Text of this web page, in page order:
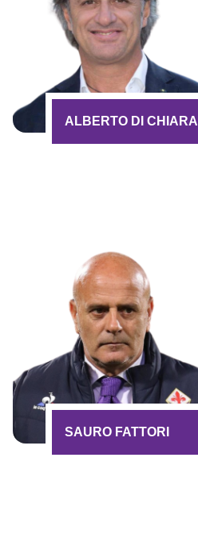
ALBERTO DI CHIARA
SAURO FATTORI